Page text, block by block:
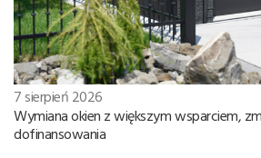
7 sierpień 2026
Wymiana okien z większym wsparciem,
dofinansowania